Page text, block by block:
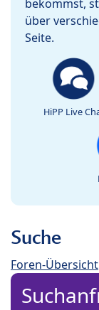
bekommst,
über
Seite.
HiPP Live
Suche
Foren-Übersicht